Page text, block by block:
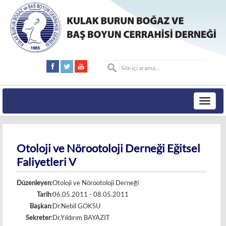
Toggle
Otoloji ve Nörootoloji Derneği Eğitsel
Faliyetleri V
Düzenleyen:Otoloji ve Nörootoloji Derneği
Tarih:06.05.2011 - 08.05.2011
Başkan:Dr.Nebil GÖKSU
Sekreter:Dr.Yıldırım BAYAZIT